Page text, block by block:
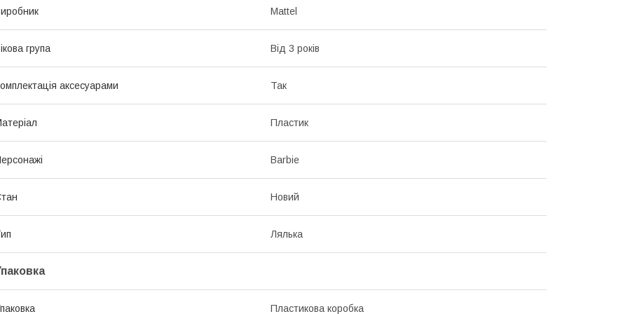
Mattel
група Від 3 років
аксесуарами Так
Пластик
Barbie
Новий
Лялька
Пластикова коробка